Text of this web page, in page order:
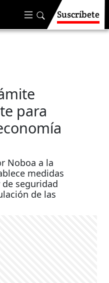
Suscríbete
para
Noboa a la
medidas
seguridad
de las